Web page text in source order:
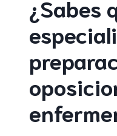
¿Sabes